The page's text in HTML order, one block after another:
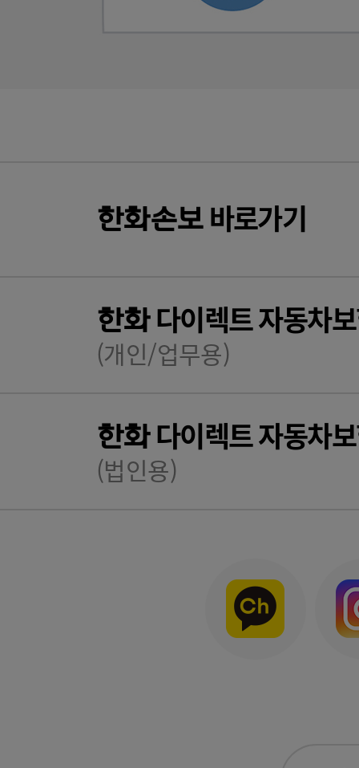
한화손보바로가기
한화다이렉트 자동차
(개인/업무용)
한화다이렉트 자동차
(법인용)